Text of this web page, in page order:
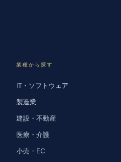
業種から探す
IT・ソフトウェア
製造業
建設・不動産
医療・介護
小売・EC